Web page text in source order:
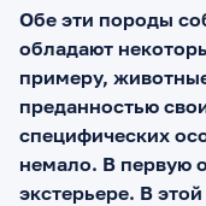
Обе эти породы
обладают
примеру,
преданностью
специфических
немало. В первую
экстерьере. В